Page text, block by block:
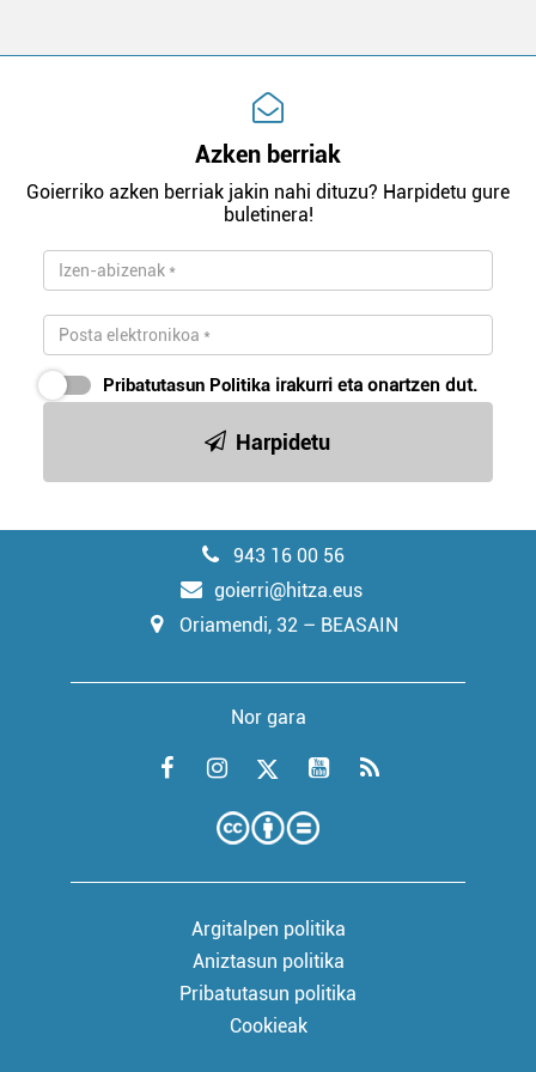
Azken berriak
Goierriko azken berriak jakin nahi dituzu? Harpidetu gure
buletinera!
Pribatutasun Politika irakurri eta onartzen dut.
Harpidetu
943 16 00 56
goierri@hitza.eus
Oriamendi, 32 – BEASAIN
Nor gara
Argitalpen politika
Aniztasun politika
Pribatutasun politika
Cookieak